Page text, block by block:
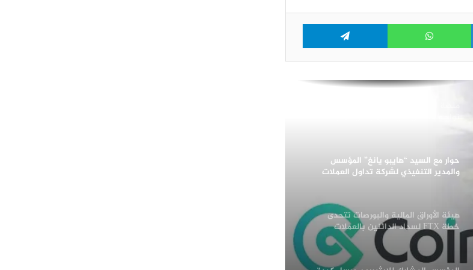
LinkedIn
WhatsApp
Telegram
مؤسس منصة التداول “كوين بيس”: عملة
البيتكوين هي بمثابة رحلة إلى الأصول
حوار مع السيد “هايبو يانغ” المؤسس
والمدير التنفيذي لشركة تداول العملات
هيئة الأوراق المالية والبورصات تتحدى
خطة FTX لسداد الدائنين بالعملات
الرقمية